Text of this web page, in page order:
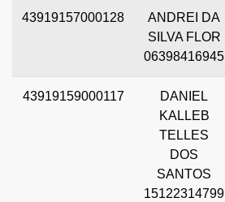
43919157000128
ANDREI DA
SILVA FLOR
06398416945
43919159000117
DANIEL
KALLEB
TELLES
DOS
SANTOS
15122314799